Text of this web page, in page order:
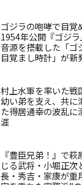
ゴジラの咆哮で目
1954年公開『ゴジ
音源を搭載した「ゴ
目覚まし時計」が新
村上水軍を率いた戦
幼い弟を支え、共に
た得居通幸の波乱に
涯
『豊臣兄弟！』で萩
じる武将・小堀正次
長・秀吉・家康が重